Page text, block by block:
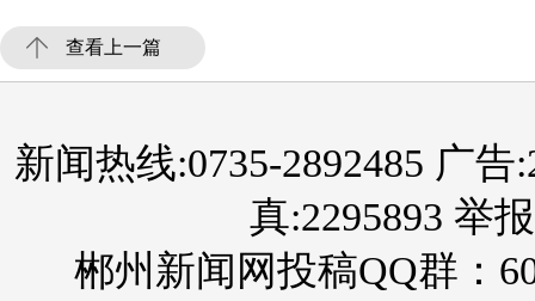
查看上一篇
新闻热线:0735-2892485 广告
真:2295893 举
郴州新闻网投稿QQ群：